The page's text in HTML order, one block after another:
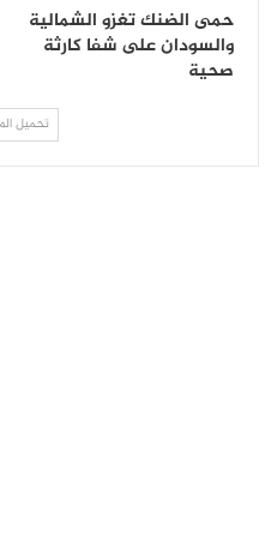
حمى الضنك تغزو الشمالية
والسودان على شفا كارثة
صحية
تحميل